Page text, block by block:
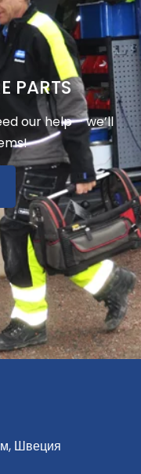
PARTS
our help – we’ll
Швеция